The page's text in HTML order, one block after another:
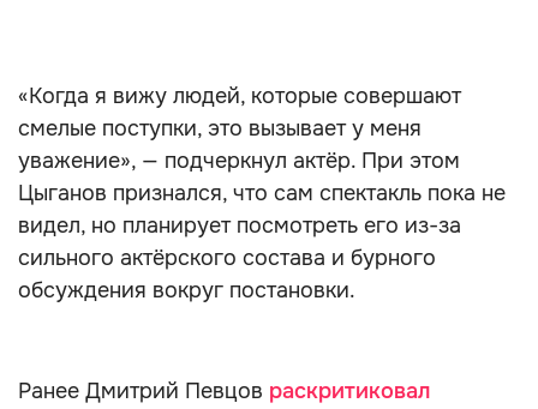
«Когда я вижу людей, которые совершают
смелые поступки, это вызывает у меня
уважение», — подчеркнул актёр. При этом
Цыганов признался, что сам спектакль пока не
видел, но планирует посмотреть его из-за
сильного актёрского состава и бурного
обсуждения вокруг постановки.
Ранее Дмитрий Певцов раскритиковал